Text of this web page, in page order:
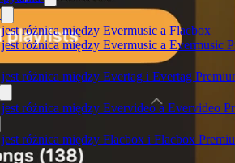
jest różnica między Evermusic a Flacbox
jest różnica między Evermusic a Evermusic
jest różnica między Evertag i Evertag
jest różnica między Evervideo a Evervideo
jest różnica między Flacbox i Flacbox